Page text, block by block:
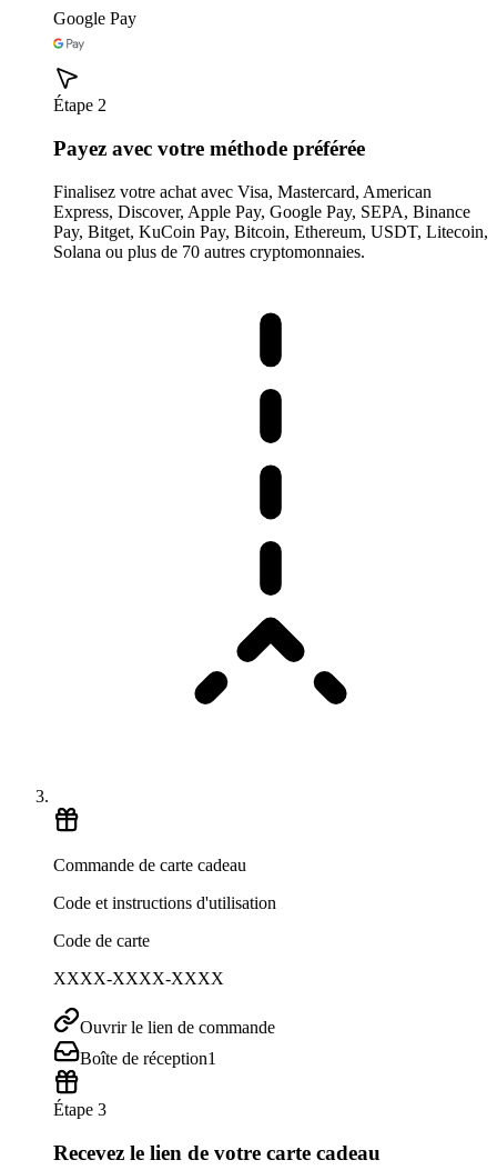
Google Pay
Étape 2
Payez avec votre méthode préférée
Finalisez votre achat avec Visa, Mastercard, American
Express, Discover, Apple Pay, Google Pay, SEPA, Binance
Pay, Bitget, KuCoin Pay, Bitcoin, Ethereum, USDT, Litecoin,
Solana ou plus de 70 autres cryptomonnaies.
Commande de carte cadeau
Code et instructions d'utilisation
Code de carte
XXXX-XXXX-XXXX
Ouvrir le lien de commande
Boîte de réception1
Étape 3
Recevez le lien de votre carte cadeau